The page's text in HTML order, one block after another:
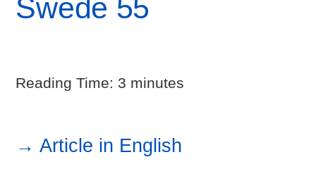
Swede 55
Reading Time: 3 minutes
→ Article in English